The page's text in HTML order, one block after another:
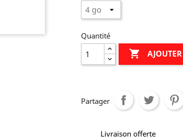
Quantité

Partager
Livraison offerte